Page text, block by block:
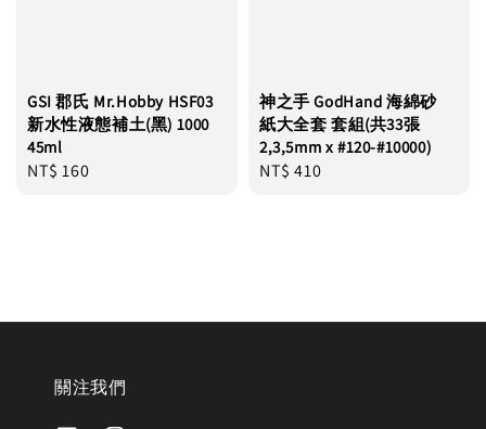
GSI 郡氏 Mr.Hobby HSF03
新水性液態補土(黑) 1000
45ml
Regular
NT$ 160
神之手 GodHand 海綿砂
紙大全套 套組(共33張
2,3,5mm x #120-#10000)
Regular
NT$ 410
關注我們